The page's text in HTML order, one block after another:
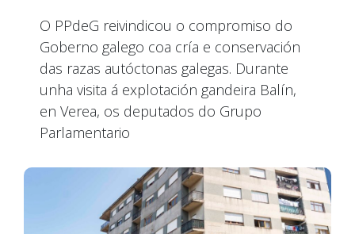
O PPdeG reivindicou o compromiso do
Goberno galego coa cría e conservación
das razas autóctonas galegas. Durante
unha visita á explotación gandeira Balín,
en Verea, os deputados do Grupo
Parlamentario